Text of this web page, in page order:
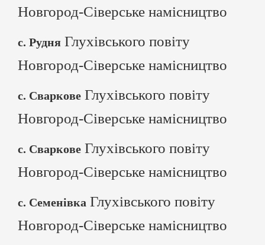
Новгород-Сіверське намісництво
с. Рудня Глухівського повіту
Новгород-Сіверське намісництво
с. Сваркове Глухівського повіту
Новгород-Сіверське намісництво
с. Сваркове Глухівського повіту
Новгород-Сіверське намісництво
с. Семенівка Глухівського повіту
Новгород-Сіверське намісництво